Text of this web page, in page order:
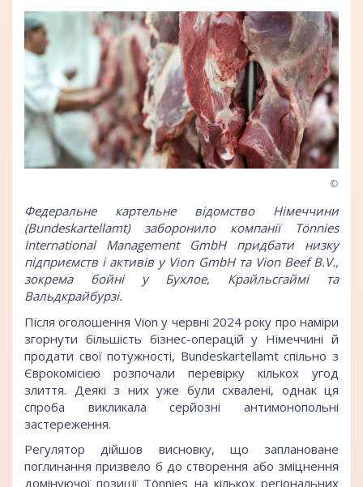
©
Федеральне картельне відомство Німеччини
(Bundeskartellamt) заборонило компанії Tönnies
International Management GmbH придбати низку
підприємств і активів у Vion GmbH та Vion Beef B.V.,
зокрема бойні у Бухлое, Крайльсгаймі та
Вальдкрайбурзі.
Після оголошення Vion у червні 2024 року про наміри
згорнути більшість бізнес-операцій у Німеччині й
продати свої потужності, Bundeskartellamt спільно з
Єврокомісією розпочали перевірку кількох угод
злиття. Деякі з них уже були схвалені, однак ця
спроба викликала серйозні антимонопольні
застереження.
Регулятор дійшов висновку, що заплановане
поглинання призвело б до створення або зміцнення
домінуючої позиції Tönnies на кількох регіональних